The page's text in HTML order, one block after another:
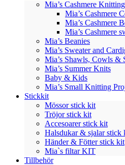
Mia’s Cashmere
Mia’s Cashmere
Mia’s Cashmere
Mia’s Cashmere
Mia’s Beanies
Mia’s Sweater and
Mia’s Shawls, Cowls &
Mia’s Summer Knits
Baby & Kids
Mia’s Small Knitting
Stickkit
Mössor stick kit
Tröjor stick kit
Accesoarer stick kit
Halsdukar & sjalar stick
Händer & Fötter stick kit
Mia`s filtar KIT
Tillbehör